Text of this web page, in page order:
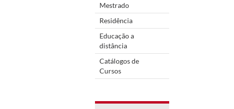
Mestrado
Residência
Educação a
distância
Catálogos de
Cursos